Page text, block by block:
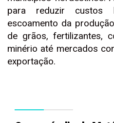
para reduzir custos
escoamento da
de grãos, fertilizantes,
minério até mercados
exportação.